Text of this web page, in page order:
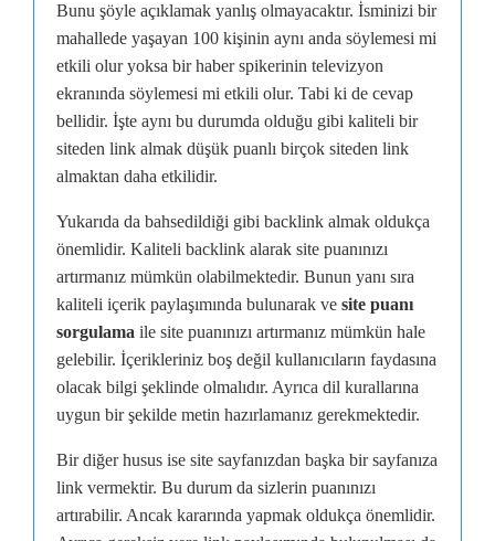
Bunu şöyle açıklamak yanlış olmayacaktır. İsminizi bir
mahallede yaşayan 100 kişinin aynı anda söylemesi mi
etkili olur yoksa bir haber spikerinin televizyon
ekranında söylemesi mi etkili olur. Tabi ki de cevap
bellidir. İşte aynı bu durumda olduğu gibi kaliteli bir
siteden link almak düşük puanlı birçok siteden link
almaktan daha etkilidir.
Yukarıda da bahsedildiği gibi backlink almak oldukça
önemlidir. Kaliteli backlink alarak site puanınızı
artırmanız mümkün olabilmektedir. Bunun yanı sıra
kaliteli içerik paylaşımında bulunarak ve site puanı
sorgulama ile site puanınızı artırmanız mümkün hale
gelebilir. İçerikleriniz boş değil kullanıcıların faydasına
olacak bilgi şeklinde olmalıdır. Ayrıca dil kurallarına
uygun bir şekilde metin hazırlamanız gerekmektedir.
Bir diğer husus ise site sayfanızdan başka bir sayfanıza
link vermektir. Bu durum da sizlerin puanınızı
artırabilir. Ancak kararında yapmak oldukça önemlidir.